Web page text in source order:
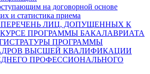
на договорной основе
и статистика приема
ЛИЦ, ДОПУЩЕННЫХ К
ПРОГРАММЫ БАКАЛАВРИАТА
ПРОГРАММЫ
ВЫСШЕЙ КВАЛИФИКАЦИИ
ПРОФЕССИОНАЛЬНОГО